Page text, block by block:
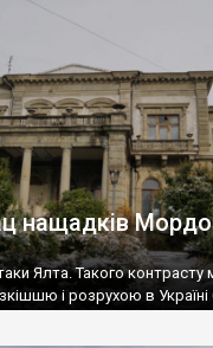
нащадків
Ялта. Такого контрасту
і розрухою в